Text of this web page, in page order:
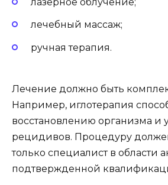
лечебный массаж;
ручная терапия.
Лечение должно быть
Например, иглотерапия
восстановлению организма и
рецидивов. Процедуру
только специалист в области
подтвержденной